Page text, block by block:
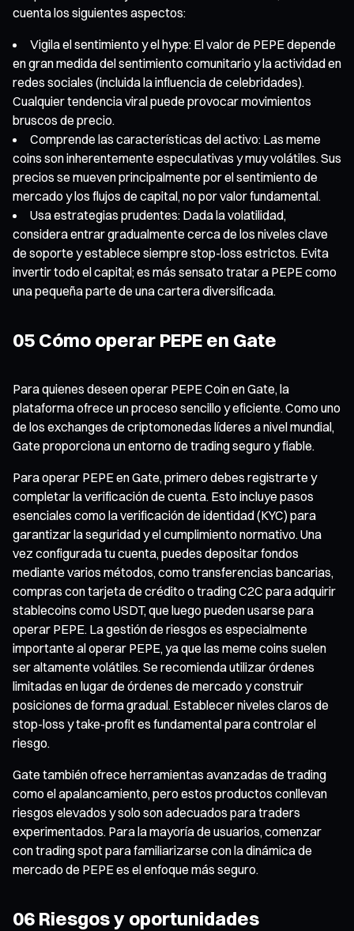
cuenta los siguientes aspectos:
Vigila el sentimiento y el hype: El valor de PEPE depende
en gran medida del sentimiento comunitario y la actividad en
redes sociales (incluida la influencia de celebridades).
Cualquier tendencia viral puede provocar movimientos
bruscos de precio.
Comprende las características del activo: Las meme
coins son inherentemente especulativas y muy volátiles. Sus
precios se mueven principalmente por el sentimiento de
mercado y los flujos de capital, no por valor fundamental.
Usa estrategias prudentes: Dada la volatilidad,
considera entrar gradualmente cerca de los niveles clave
de soporte y establece siempre stop-loss estrictos. Evita
invertir todo el capital; es más sensato tratar a PEPE como
una pequeña parte de una cartera diversificada.
05 Cómo operar PEPE en Gate
Para quienes deseen operar PEPE Coin en Gate, la
plataforma ofrece un proceso sencillo y eficiente. Como uno
de los exchanges de criptomonedas líderes a nivel mundial,
Gate proporciona un entorno de trading seguro y fiable.
Para operar PEPE en Gate, primero debes registrarte y
completar la verificación de cuenta. Esto incluye pasos
esenciales como la verificación de identidad (KYC) para
garantizar la seguridad y el cumplimiento normativo. Una
vez configurada tu cuenta, puedes depositar fondos
mediante varios métodos, como transferencias bancarias,
compras con tarjeta de crédito o trading C2C para adquirir
stablecoins como USDT, que luego pueden usarse para
operar PEPE. La gestión de riesgos es especialmente
importante al operar PEPE, ya que las meme coins suelen
ser altamente volátiles. Se recomienda utilizar órdenes
limitadas en lugar de órdenes de mercado y construir
posiciones de forma gradual. Establecer niveles claros de
stop-loss y take-profit es fundamental para controlar el
riesgo.
Gate también ofrece herramientas avanzadas de trading
como el apalancamiento, pero estos productos conllevan
riesgos elevados y solo son adecuados para traders
experimentados. Para la mayoría de usuarios, comenzar
con trading spot para familiarizarse con la dinámica de
mercado de PEPE es el enfoque más seguro.
06 Riesgos y oportunidades